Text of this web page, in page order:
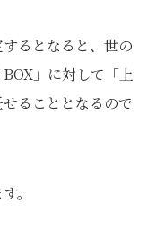
るとなると、世の
」に対して「上
ることとなるので
。